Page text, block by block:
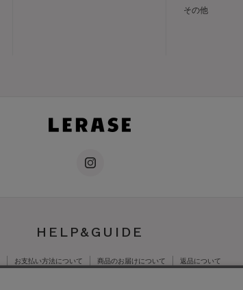
その他
HELP&GUIDE
お支払い方法について 商品のお届けについて 返品について